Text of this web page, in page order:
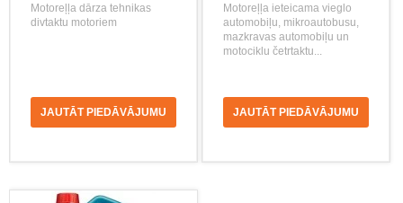
Motoreļļa dārza tehnikas
divtaktu motoriem
JAUTĀT PIEDĀVĀJUMU
Motoreļļa ieteicama vieglo
automobiļu, mikroautobusu,
mazkravas automobiļu un
motociklu četrtaktu...
JAUTĀT PIEDĀVĀJUMU